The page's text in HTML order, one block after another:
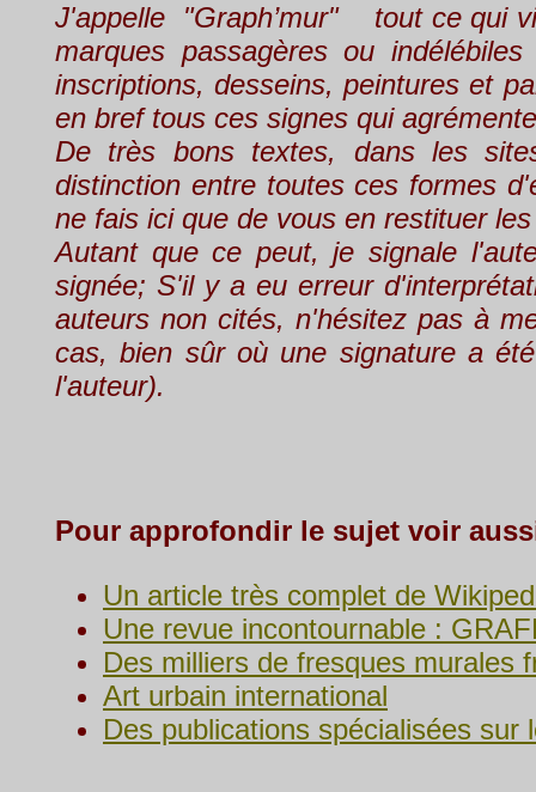
J'appelle "Graph’mur" tout ce qui
marques passagères ou
inscriptions, desseins, peintures et
en bref tous ces signes qui
De très bons textes, dans les
distinction entre toutes ces formes
ne fais ici que de vous en restituer
Autant que ce peut, je signale
signée; S'il y a eu erreur
auteurs non cités, n'hésitez pas à
cas, bien sûr où une signature a
l'auteur).
Pour approfondir le sujet voir
Un article très complet de
Une revue incontournable :
Des milliers de fresques murales
Art urbain international
Des publications spécialisées sur